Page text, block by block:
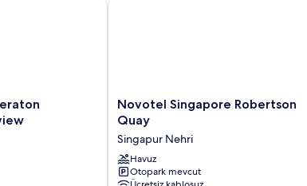
Novotel
Singapore
Robertson
Quay
Singapur
Nehri
Novotel Singapore Robertson
Quay
Singapur Nehri
Havuz
Otopark mevcut